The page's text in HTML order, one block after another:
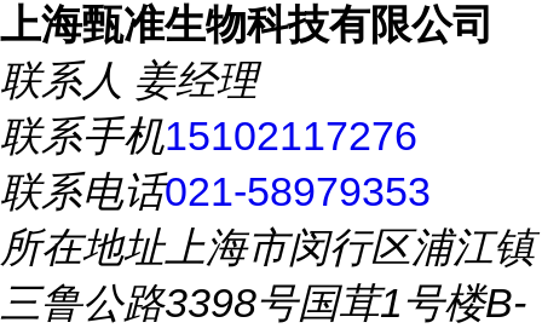
上海甄准生物科技有限公司
联系人 姜经理
联系手机15102117276
联系电话021-58979353
所在地址上海市闵行区浦江镇
三鲁公路3398号国茸1号楼B-